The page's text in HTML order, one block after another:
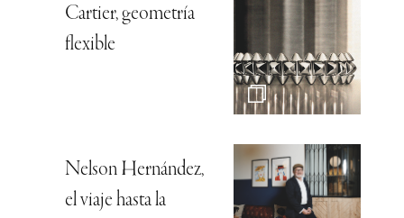
Cartier, geometría
flexible
Nelson Hernández,
el viaje hasta la